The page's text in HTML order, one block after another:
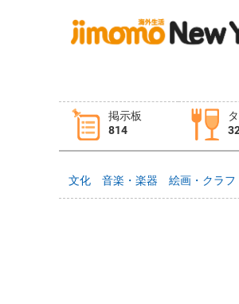
掲示板
814
タウン情報
文化 音楽・楽器 絵画・クラフ